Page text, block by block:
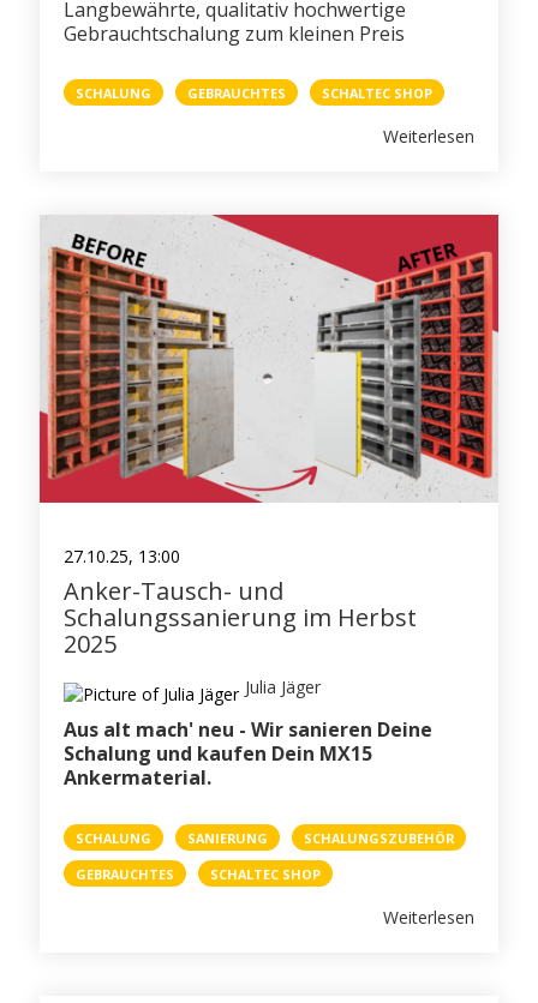
Langbewährte, qualitativ hochwertige
Gebrauchtschalung zum kleinen Preis
SCHALUNG GEBRAUCHTES SCHALTEC SHOP
Weiterlesen
27.10.25, 13:00
Anker-Tausch- und
Schalungssanierung im Herbst
2025
Julia Jäger
Aus alt mach' neu - Wir sanieren Deine
Schalung und kaufen Dein MX15
Ankermaterial.
SCHALUNG SANIERUNG
SCHALUNGSZUBEHÖR
GEBRAUCHTES
SCHALTEC SHOP
Weiterlesen